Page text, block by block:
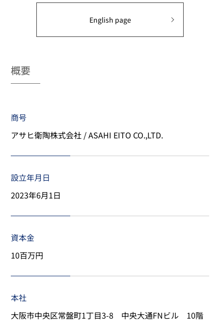
English page
概要
商号
アサヒ衛陶株式会社 / ASAHI EITO CO.,LTD.
設立年月日
2023年6月1日
資本金
10百万円
本社
大阪市中央区常盤町1丁目3-8 中央大通FNビル 10階